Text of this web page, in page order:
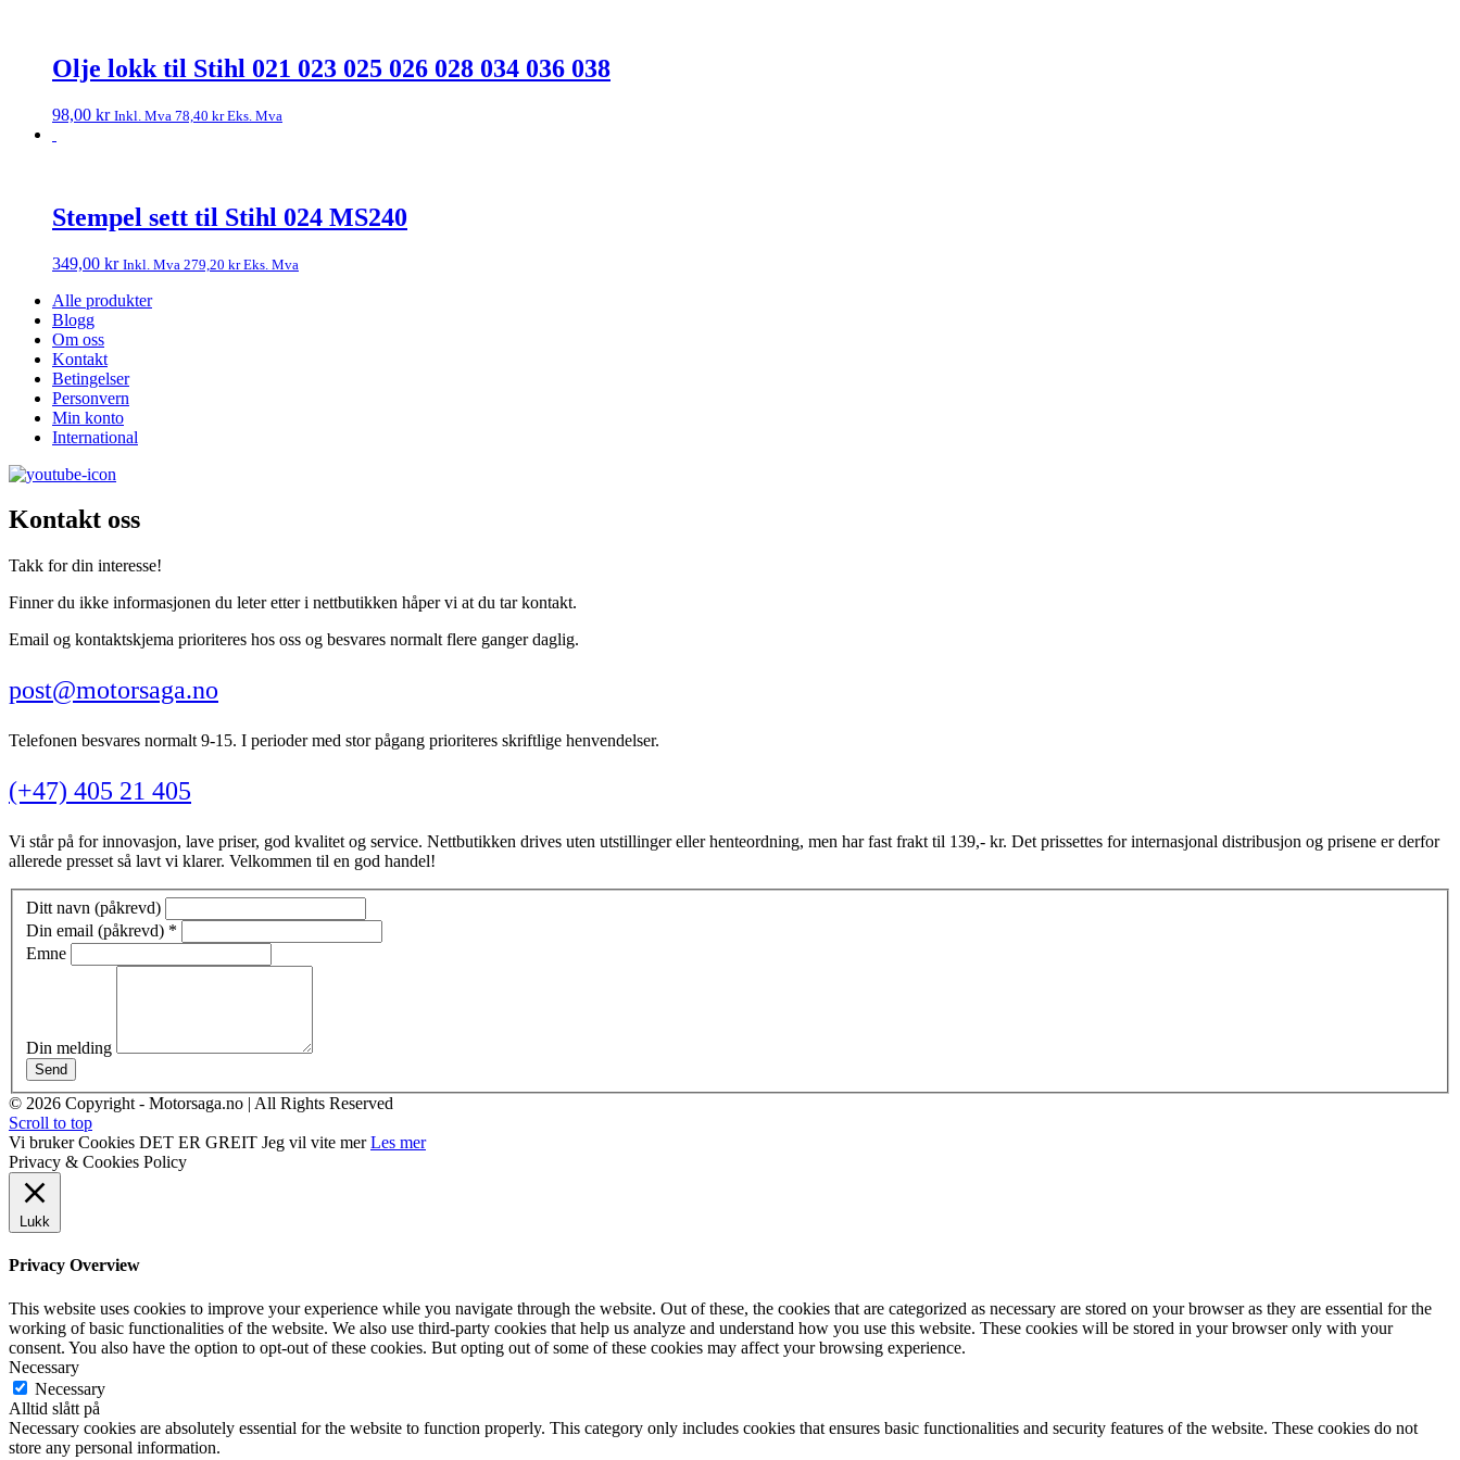
Olje lokk til Stihl 021 023 025 026 028 034 036 038
98,00 kr Inkl. Mva 78,40 krEks. Mva
Stempel sett til Stihl 024 MS240
349,00 kr Inkl. Mva 279,20 krEks. Mva
Alle produkter
Blogg
Om oss
Kontakt
Betingelser
Personvern
Min konto
International
Kontakt oss
Takk for din interesse!
Finner du ikke informasjonen du leter etter i nettbutikken håper vi at du tar kontakt.
Email og kontaktskjema prioriteres hos oss og besvares normalt flere ganger daglig.
post@motorsaga.no
Telefonen besvares normalt 9-15. I perioder med stor pågang prioriteres skriftlige henvendelser.
(+47) 405 21 405
Vi står på for innovasjon, lave priser, god kvalitet og service. Nettbutikken drives uten utstillinger eller henteordning, men har fast frakt til 139,- kr. Det prissettes for internasjonal distribusjon og prisene er derfor
allerede presset så lavt vi klarer. Velkommen til en god handel!
Ditt navn (påkrevd)
Din email (påkrevd) *
Emne
Din melding
Send
© 2026 Copyright - Motorsaga.no | All Rights Reserved
Scroll to top
Vi bruker Cookies DET ER GREIT Jeg vil vite mer Les mer
Privacy & Cookies Policy
Lukk
Privacy Overview
This website uses cookies to improve your experience while you navigate through the website. Out of these, the cookies that are categorized as necessary are stored on your browser as they are essential for the
working of basic functionalities of the website. We also use third-party cookies that help us analyze and understand how you use this website. These cookies will be stored in your browser only with your
consent. You also have the option to opt-out of these cookies. But opting out of some of these cookies may affect your browsing experience.
Necessary
Necessary
Alltid slått på
Necessary cookies are absolutely essential for the website to function properly. This category only includes cookies that ensures basic functionalities and security features of the website. These cookies do not
store any personal information.